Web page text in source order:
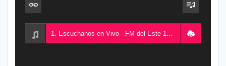
1. Escuchanos en Vivo - FM del Este 100.5, desde Chajarí, Entre Ríos, Argentina